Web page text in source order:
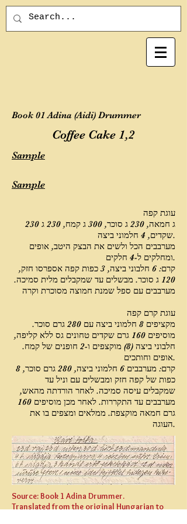
Book 01 Adina (Aidi) Drummer
Coffee Cake 1,2
Sample
Sample
עוגת קפה
230 ג חמאה, 230 ג סוכר, 300 ג קמח, 230 ג
שקדים, 4 חלמוני ביצה.
מערבבים הכל ולשים את הבצק היטב, אופים
ומחלקים ל-4 חלקים.
קרם: 6 חלבוני ביצה, 3 כפות קפה אספרסו חזק,
120 ג סוכר. מבשלים עד שמקבלים מלית סמיכה.
מערבבים עם ספל שמנת חמוצה מסוכרת וקרה
עוגת קרם קפה
מקציפים 8 חלמוני ביצה עם 280 גרם סוכר.
מוסיפים 160 גרם שקדים טחונים גס ללא קליפה,
חלבוני ביצה (8) מוקצפים ו-2 חופנים של קמח.
אופים וחותכים.
קרם: מערבבים 6 חלמוני ביצה, 280 גרם סוכר, 8
כפות של קפה חזק ומבשלים עם וניל עד
שמקבלים עיסה סמיכה. לאחר הורדתה מהאש,
מערבבים עד התקררות. לאחר מכן מוסיפים 160
גרם חמאה מוקצפת. ממלאים ומצפים בו את
העוגה.
Source: Book 1 Adina Drummer.
Translated from the original Hungarian to